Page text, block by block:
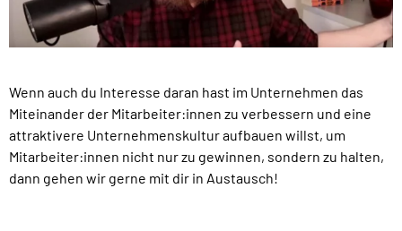
Wenn auch du Interesse daran hast im Unternehmen das
Miteinander der Mitarbeiter:innen zu verbessern und eine
attraktivere Unternehmenskultur aufbauen willst, um
Mitarbeiter:innen nicht nur zu gewinnen, sondern zu halten,
dann gehen wir gerne mit dir in Austausch!